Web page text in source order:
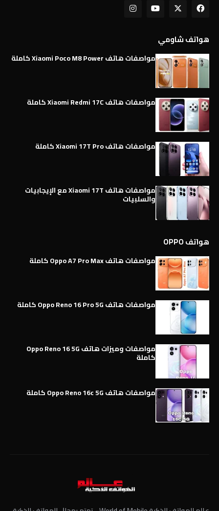
هواتف شاومي
مواصفات هاتف Xiaomi Poco M8 Power كاملة
مواصفات هاتف Xiaomi Redmi 17C كاملة
مواصفات هاتف Xiaomi 17T Pro كاملة
مواصفات هاتف Xiaomi 17T مع الإيجابيات
والسلبيات
هواتف OPPO
مواصفات هاتف Oppo A7 Pro Max كاملة
مواصفات هاتف Oppo Reno 16 Pro 5G كاملة
مواصفات وميزات هاتف Oppo Reno 16 5G
كاملة
مواصفات هاتف Oppo Reno 16c 5G كاملة